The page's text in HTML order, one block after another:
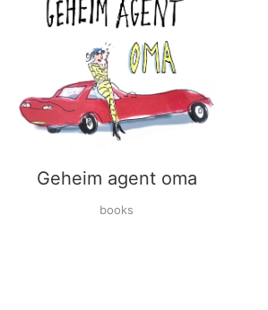
Geheim agent oma
books